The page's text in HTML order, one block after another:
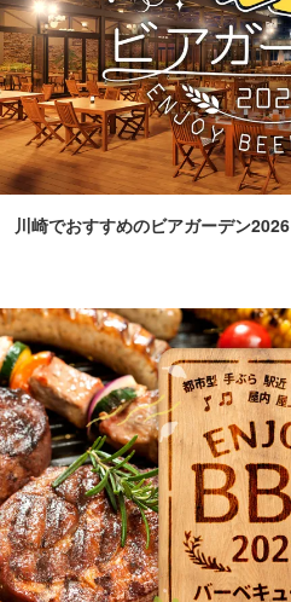
川崎でおすすめのビアガーデン2026